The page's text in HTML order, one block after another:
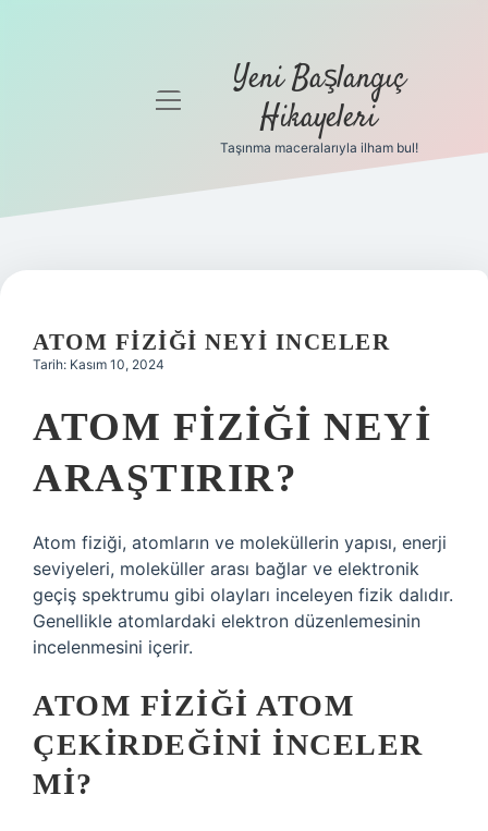
Gizlilik
Hakkımızda
menüyü
Yeni Başlangıç
Hikayeleri
Taşınma maceralarıyla ilham bul!
ATOM FIZIĞI NEYI INCELER
Tarih: Kasım 10, 2024
ATOM FIZIĞI NEYI
ARAŞTIRIR?
Atom fiziği, atomların ve moleküllerin yapısı, enerji
seviyeleri, moleküller arası bağlar ve elektronik
geçiş spektrumu gibi olayları inceleyen fizik dalıdır.
Genellikle atomlardaki elektron düzenlemesinin
incelenmesini içerir.
ATOM FIZIĞI ATOM
ÇEKIRDEĞINI INCELER
MI?